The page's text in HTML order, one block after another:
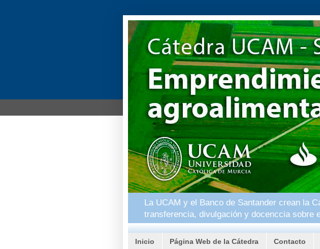
La UCAM y el Banco de Santander crean la
transferencia, divulgación y docenccia sobre
Inicio Página Web de la Cátedra Contacto